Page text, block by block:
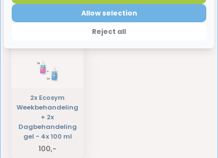
Laatst bekeken producten
2x Ecosym
Weekbehandeling
+ 2x
Dagbehandeling
gel - 4x 100 ml
100,-
Reject all
Allow selection